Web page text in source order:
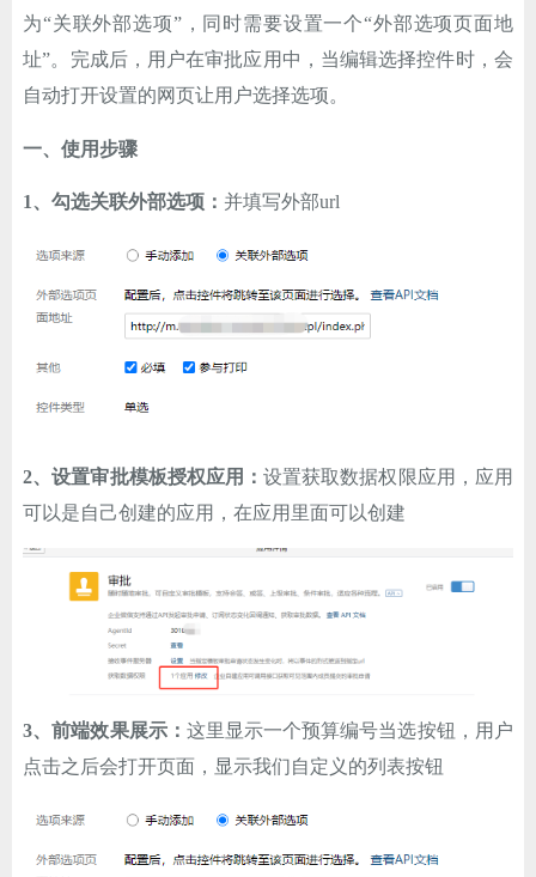
优秀个人博客
为“关联外部选项”，同时需要设置一个“外部选项页面地
址”。完成后，用户在审批应用中，当编辑选择控件时，会
自动打开设置的网页让用户选择选项。
一、使用步骤
1、勾选关联外部选项： 并填写外部url
2、设置审批模板授权应用：设置获取数据权限应用，应用
可以是自己创建的应用，在应用里面可以创建
3、前端效果展示： 这里显示一个预算编号当选按钮，用户
点击之后会打开页面，显示我们自定义的列表按钮